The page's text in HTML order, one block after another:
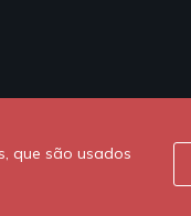
que são usados